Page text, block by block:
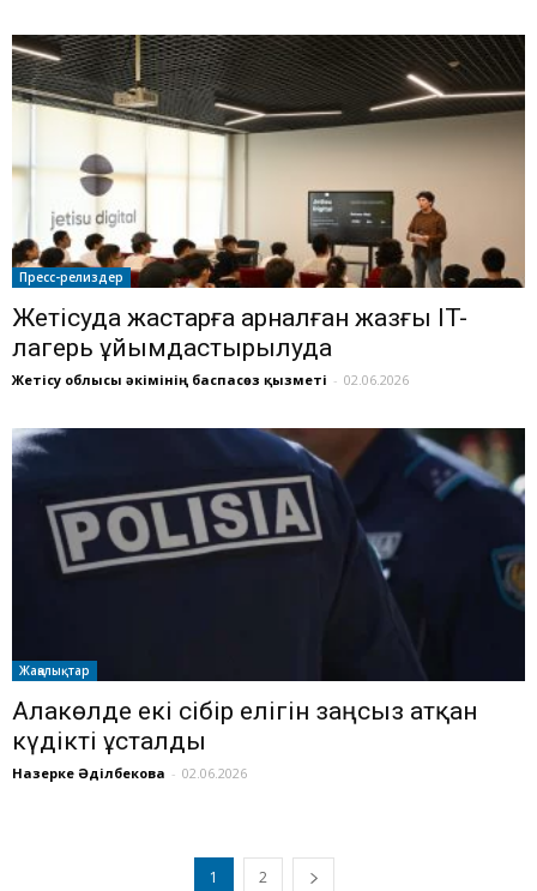
Пресс-релиздер
Жетісуда жастарға арналған жазғы IT-
лагерь ұйымдастырылуда
Жетісу облысы әкімінің баспасөз қызметі - 02.06.2026
Жаңалықтар
Алакөлде екі сібір елігін заңсыз атқан
күдікті ұсталды
Назерке Әділбекова - 02.06.2026
1 2